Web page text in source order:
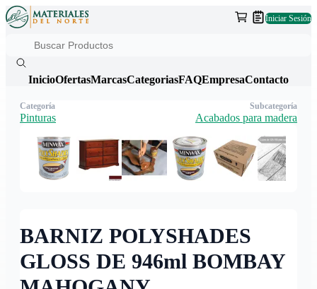
Iniciar Sesión
InicioOfertasMarcasCategoriasFAQEmpresaContacto
BARNIZ POLYSHADES
GLOSS DE 946ml BOMBAY
Categoría
Pinturas
Subcategoría
Acabados para madera